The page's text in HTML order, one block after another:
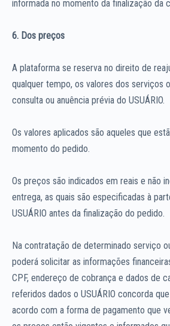
informada no momento da finalização da
6. Dos preços
A plataforma se reserva no direito de
qualquer tempo, os valores dos serviços
consulta ou anuência prévia do USUÁRIO.
Os valores aplicados são aqueles que
momento do pedido.
Os preços são indicados em reais e não
entrega, as quais são especificadas à
USUÁRIO antes da finalização do pedido.
Na contratação de determinado serviço
poderá solicitar as informações
CPF, endereço de cobrança e dados de
referidos dados o USUÁRIO concorda
acordo com a forma de pagamento que